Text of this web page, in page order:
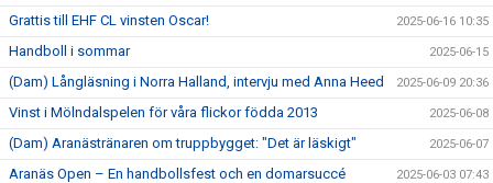
Grattis till EHF CL vinsten Oscar! 2025-06-16 10:35
Handboll i sommar 2025-06-15
(Dam) Långläsning i Norra Halland, intervju med Anna Heed 2025-06-09 20:36
Vinst i Mölndalspelen för våra flickor födda 2013 2025-06-08
(Dam) Aranästränaren om truppbygget: "Det är läskigt" 2025-06-07
Aranäs Open – En handbollsfest och en domarsuccé 2025-06-03 07:43